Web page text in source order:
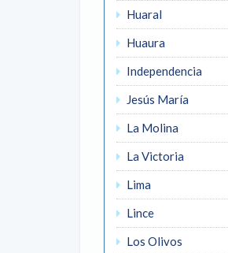
Huaral
Huaura
Independencia
Jesús María
La Molina
La Victoria
Lima
Lince
Los Olivos